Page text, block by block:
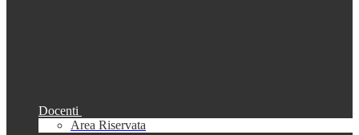
Docenti
Area Riservata